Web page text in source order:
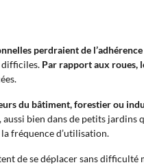
perdraient de l’adhérence
difficiles. Par rapport aux roues,
du bâtiment, forestier ou
bien dans de petits jardins
fréquence d’utilisation.
de se déplacer sans difficulté